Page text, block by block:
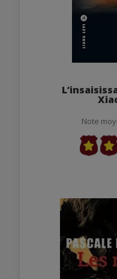
Note